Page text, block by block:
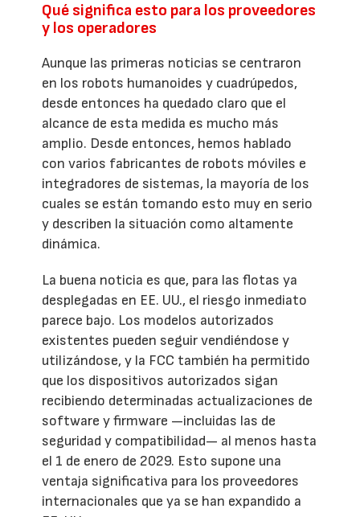
Qué significa esto para los proveedores
y los operadores
Aunque las primeras noticias se centraron
en los robots humanoides y cuadrúpedos,
desde entonces ha quedado claro que el
alcance de esta medida es mucho más
amplio. Desde entonces, hemos hablado
con varios fabricantes de robots móviles e
integradores de sistemas, la mayoría de los
cuales se están tomando esto muy en serio
y describen la situación como altamente
dinámica.
La buena noticia es que, para las flotas ya
desplegadas en EE. UU., el riesgo inmediato
parece bajo. Los modelos autorizados
existentes pueden seguir vendiéndose y
utilizándose, y la FCC también ha permitido
que los dispositivos autorizados sigan
recibiendo determinadas actualizaciones de
software y firmware —incluidas las de
seguridad y compatibilidad— al menos hasta
el 1 de enero de 2029. Esto supone una
ventaja significativa para los proveedores
internacionales que ya se han expandido a